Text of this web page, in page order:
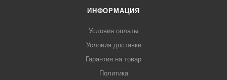
ИНФОРМАЦИЯ
Условия оплаты
Условия доставки
Гарантия на товар
Политика